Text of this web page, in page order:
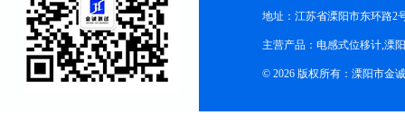
地址：江苏省溧阳市东环路2
主营产品：电感式位移计,溧
© 2026 版权所有：溧阳市金